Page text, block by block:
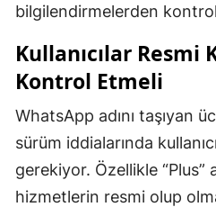
bilgilendirmelerden
Kullanıcılar Resmi
Kontrol Etmeli
WhatsApp adını taşıyan
sürüm iddialarında
gerekiyor. Özellikle “Plus”
hizmetlerin resmi olup